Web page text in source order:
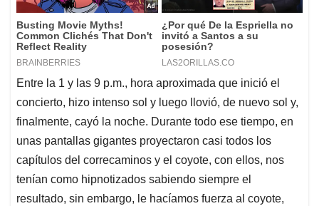
Entre la 1 y las 9 p.m., hora aproximada que inició el
concierto, hizo intenso sol y luego llovió, de nuevo sol y,
finalmente, cayó la noche. Durante todo ese tiempo, en
unas pantallas gigantes proyectaron casi todos los
capítulos del correcaminos y el coyote, con ellos, nos
tenían como hipnotizados sabiendo siempre el
resultado, sin embargo, le hacíamos fuerza al coyote,